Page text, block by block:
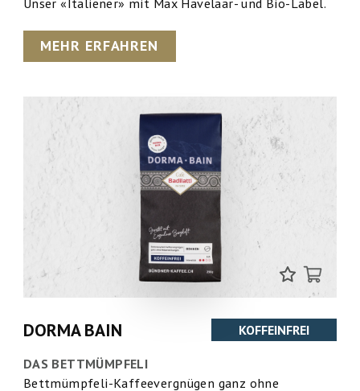
MEHR ERFAHREN
DORMA BAIN KOFFEINFREI
DAS BETTMÜMPFELI
Bettmümpfeli-Kaffeevergnügen ganz ohne